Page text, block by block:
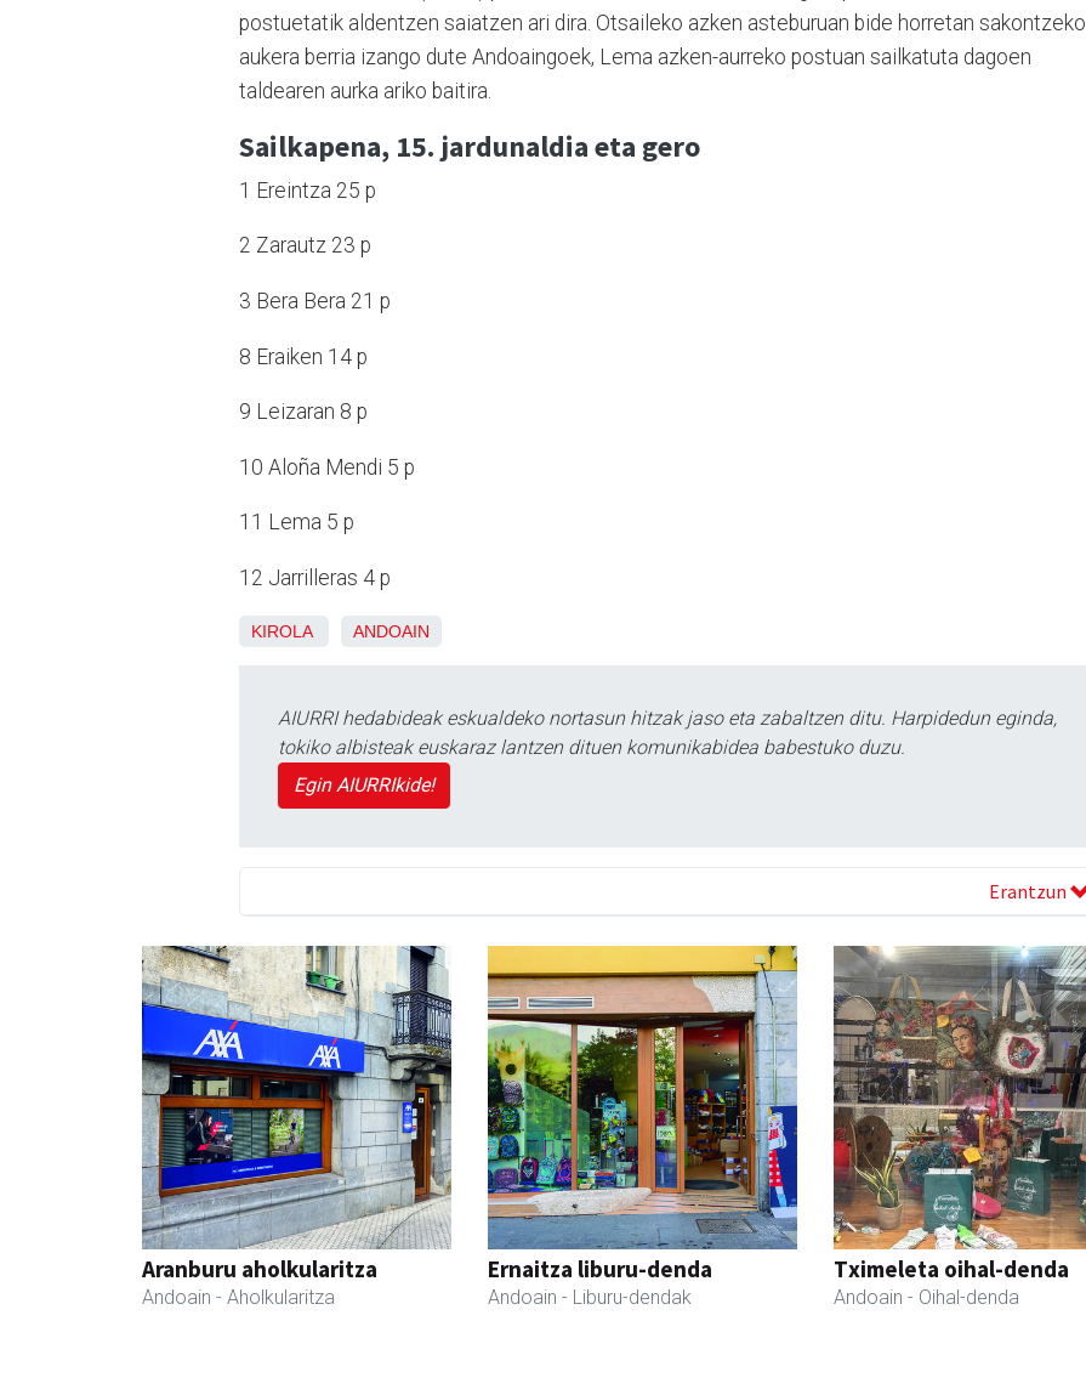
postuetatik aldentzen saiatzen ari dira. Otsaileko azken asteburuan bide horretan sakontzeko
aukera berria izango dute Andoaingoek, Lema azken-aurreko postuan sailkatuta dagoen
taldearen aurka ariko baitira.
Sailkapena, 15. jardunaldia eta gero
1 Ereintza 25 p
2 Zarautz 23 p
3 Bera Bera 21 p
8 Eraiken 14 p
9 Leizaran 8 p
10 Aloña Mendi 5 p
11 Lema 5 p
12 Jarrilleras 4 p
KIROLA ANDOAIN
AIURRI hedabideak eskualdeko nortasun hitzak jaso eta zabaltzen ditu. Harpidedun eginda,
tokiko albisteak euskaraz lantzen dituen komunikabidea babestuko duzu.
Egin AIURRIkide!
Erantzun
Aranburu aholkularitza
Andoain - Aholkularitza
Ernaitza liburu-denda
Andoain - Liburu-dendak
Tximeleta oihal-denda
Andoain - Oihal-denda